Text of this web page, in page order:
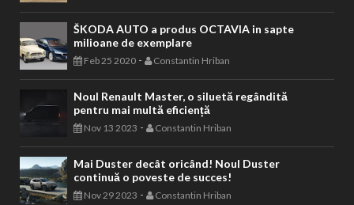
ŠKODA AUTO a produs OCTAVIA in sapte
milioane de exemplare
Feb 25 2020 - Constantin Hriban
Noul Renault Master, o siluetă regândită
pentru mai multă eficiență
Nov 13 2023 - Constantin Hriban
Mai Duster decât oricând! Noul Duster
continuă o poveste de succes!
Nov 29 2023 - Constantin Hriban